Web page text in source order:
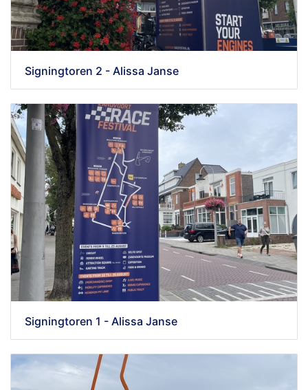
Signingtoren 2 - Alissa Janse
Signingtoren 1 - Alissa Janse